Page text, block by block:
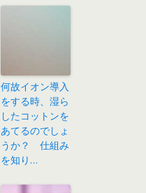
何故イオン導入
をする時、湿ら
したコットンを
あてるのでしょ
うか？ 仕組み
を知り…